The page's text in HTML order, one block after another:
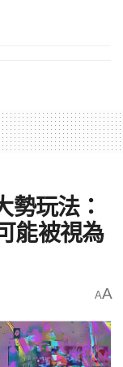
勢玩法：
能被視為
AA